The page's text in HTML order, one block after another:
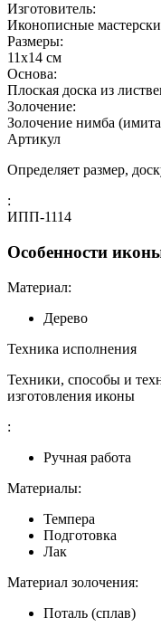
Изготовитель:
Иконописные
Размеры:
11х14 см
Основа:
Плоская доска из
Золочение:
Золочение нимба
Артикул
Определяет размер,
:
ИПП-1114
Особенности
Материал:
Дерево
Техника исполнения
Техники, способы и
изготовления иконы
:
Ручная работа
Материалы:
Темпера
Подготовка
Лак
Материал золочения:
Поталь (сплав)